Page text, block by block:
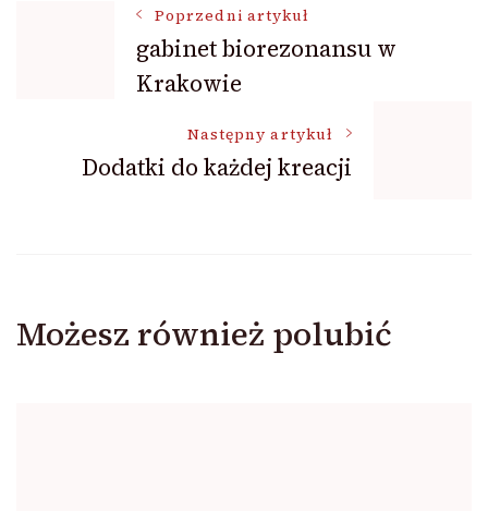
Nawigacja
wpisu
Poprzedni artykuł
gabinet biorezonansu w
Krakowie
Następny artykuł
Dodatki do każdej kreacji
Możesz również polubić